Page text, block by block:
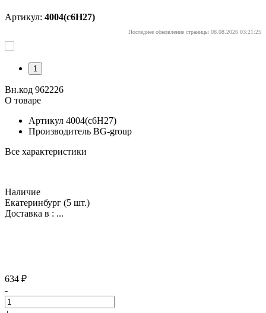
Артикул: 4004(с6H27)
Последнее обновление страницы 08.08.2026 03:21:25
1
Вн.код 962226
О товаре
Артикул 4004(с6H27)
Производитель BG-group
Все характеристики
Наличие
Екатеринбург (5 шт.)
Доставка в : ...
634 ₽
-